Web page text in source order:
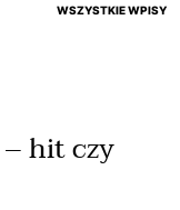
WSZYSTKIE WPISY
hit czy